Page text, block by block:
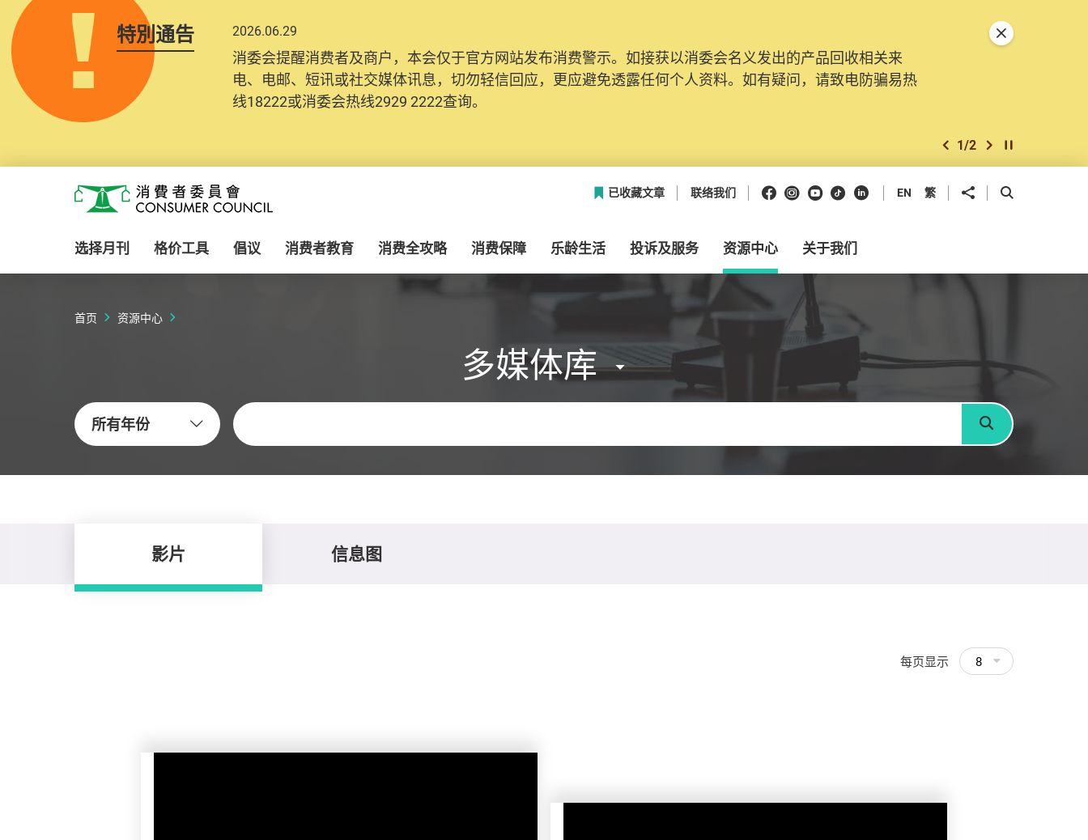
特別通告 2026.06.29
消委会提醒消费者及商户，本会仅于官方网站发布消费警示。如接获以消委会名义发出的产品回收相关来
电、电邮、短讯或社交媒体讯息，切勿轻信回应，更应避免透露任何个人资料。如有疑问，请致电防骗易热
线18222或消委会热线2929 2222查询。
2025.10.31
为提升使用者体验及网络安全，本会的投诉处理系统已经进行升级及推出新功能。由2025年11月10日起，
消费者需要提供基本联络资料（包括姓名、电邮及电话）注册帐户，才可提交投诉、查询及建议。所有提交
纪录将清晰整合于帐户中，方便日后作出跟进。
上一个
2/2 下一个开始/暂停幻灯
关闭特別通告
消费者委员会
已收藏文章 联络我们 Facebook
Instagram
Youtube
抖音领英 EN 繁 分享到 开启搜寻框
选择月刊 格价工具 倡议 消费者教育 消费全攻略 消费保障 乐龄生活 投诉及服务 资源中心 关于我们
首页 资源中心
多媒体库
所有年份
关键字
搜寻
影片 信息图
每页显示 8